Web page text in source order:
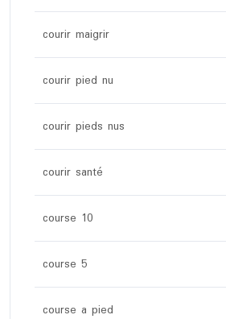
courir maigrir
courir pied nu
courir pieds nus
courir santé
course 10
course 5
course a pied